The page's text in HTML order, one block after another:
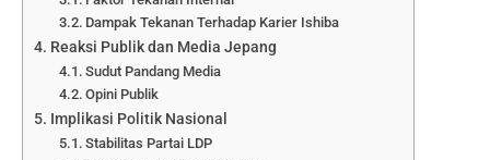
Dampak Tekanan Terhadap Karier Ishiba
Reaksi Publik dan Media Jepang
Sudut Pandang Media
Opini Publik
Implikasi Politik Nasional
Stabilitas Partai LDP